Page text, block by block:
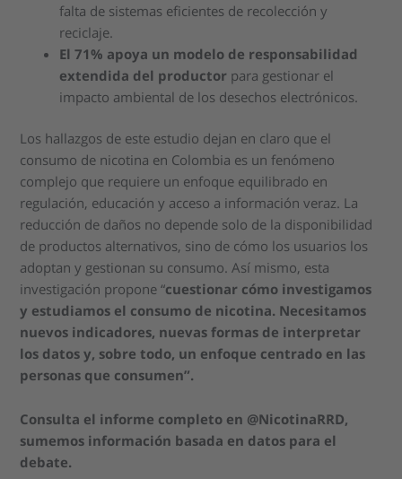
falta de sistemas eficientes de recolección y
reciclaje.
El 71% apoya un modelo de responsabilidad
extendida del productor para gestionar el
impacto ambiental de los desechos electrónicos.
Los hallazgos de este estudio dejan en claro que el
consumo de nicotina en Colombia es un fenómeno
complejo que requiere un enfoque equilibrado en
regulación, educación y acceso a información veraz. La
reducción de daños no depende solo de la disponibilidad
de productos alternativos, sino de cómo los usuarios los
adoptan y gestionan su consumo. Así mismo, esta
investigación propone “cuestionar cómo investigamos
y estudiamos el consumo de nicotina. Necesitamos
nuevos indicadores, nuevas formas de interpretar
los datos y, sobre todo, un enfoque centrado en las
personas que consumen”.
Consulta el informe completo en @NicotinaRRD,
sumemos información basada en datos para el
debate.